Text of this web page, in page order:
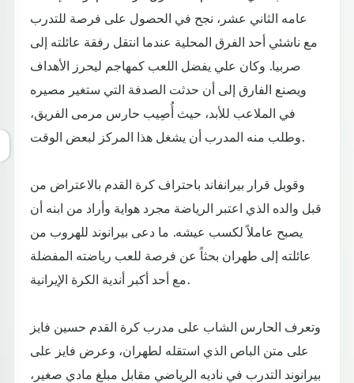
عامه الثاني عشر، نجح في الحصول على فرصة للتدرب
مع ناشئي أحد الفرق المحلية عندما انتقل رفقة عائلته إلى
صربيا. وكان علي يفضل اللعب كمهاجم ليحرز الأهداف
ويصنع الفارق إلى أن حدثت الصدفة التي ستغير مصيره
في الملاعب للأبد، حيث أُصِيب حارس مرمى الفريق،
وطلب منه المدرب أن يشغل هذا المركز لبعض الوقت.
وقوبل قرار بيرانفاند باحتراف كرة القدم بالاعتراض من
قبل والده الذي اعتبر الرياضة مجرد هواية وأراد من ابنه أن
يصبح عاملاً لكسب عيشه. ما دعى بيرانوند للهروب من
عائلته إلى طهران بحثاً عن فرصة للعب رياضته المفضلة
مع أحد أكبر أندية الكرة الإيرانية.
وتعرف الحارس الشاب على مدرب كرة القدم حسين فايز
على متن الباص الذي استقله لطهران، وعرض فايز على
بيرانوند التدرب في ناديه الرياضي مقابل مبلغ مادي صغير،